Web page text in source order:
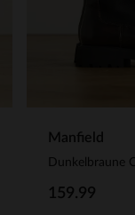
Manfield
159.99